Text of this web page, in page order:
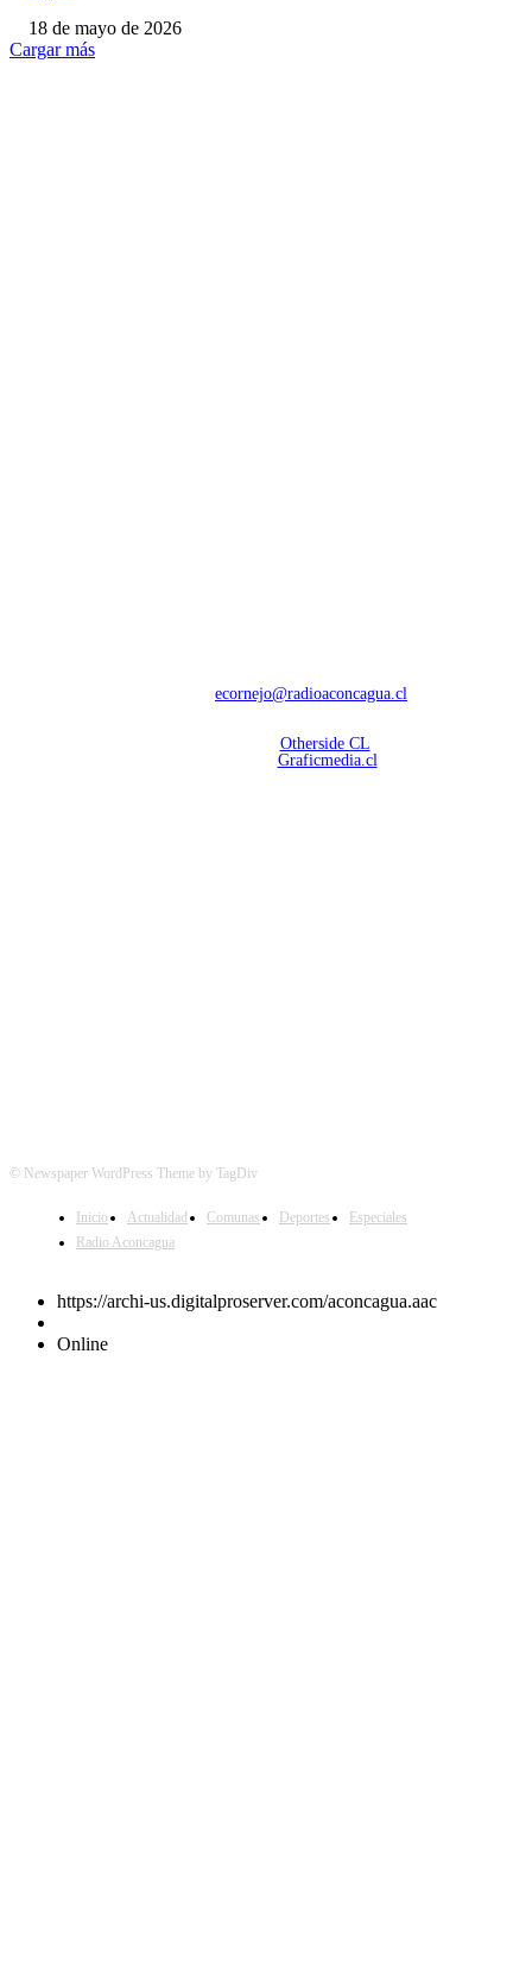
18 de mayo de 2026
Cargar más
ecornejo@radioaconcagua.cl
Otherside CL
Graficmedia.cl
© Newspaper WordPress Theme by TagDiv
Inicio Actualidad Comunas Deportes
Especiales
Radio Aconcagua
https://archi-us.digitalproserver.com/aconcagua.aac
Online